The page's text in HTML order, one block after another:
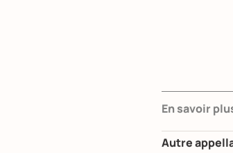
En savoir
Autre